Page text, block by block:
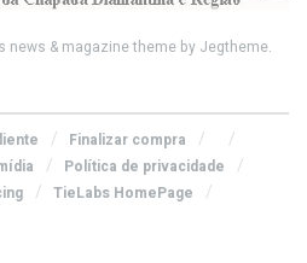
news & magazine theme by Jegtheme.
Finalizar compra
Política de privacidade
TieLabs HomePage